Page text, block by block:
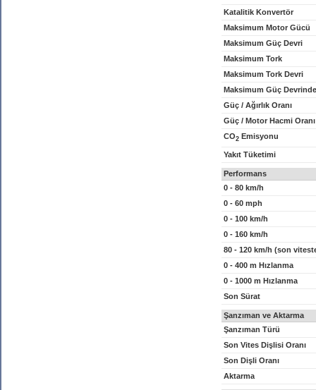
Katalitik Konvertör
Maksimum Motor Gücü
Maksimum Güç Devri
Maksimum Tork
Maksimum Tork Devri
Maksimum Güç
Güç / Ağırlık Oranı
Güç / Motor Hacmi Oranı
CO2 Emisyonu
Yakıt Tüketimi
Performans
0 - 80 km/h
0 - 60 mph
0 - 100 km/h
0 - 160 km/h
80 - 120 km/h (son
0 - 400 m Hızlanma
0 - 1000 m Hızlanma
Son Sürat
Şanzıman ve Aktarma
Şanzıman Türü
Son Vites Dişlisi Oranı
Son Dişli Oranı
Aktarma